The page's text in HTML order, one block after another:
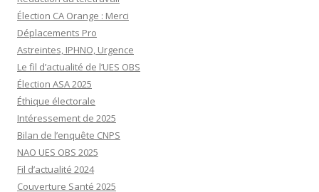
Élection CA Orange : Merci
Déplacements Pro
Astreintes, IPHNO, Urgence
Le fil d’actualité de l’UES OBS
Élection ASA 2025
Éthique électorale
Intéressement de 2025
Bilan de l’enquête CNPS
NAO UES OBS 2025
Fil d’actualité 2024
Couverture Santé 2025